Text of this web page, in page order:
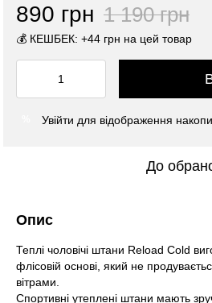
890 грн 1 190 грн
💰 КЕШБЕК: +44 грн на цей товар
Увійти для відображення
До
Опис
Теплі чоловічі штани Reload Cold
флісовій основі, який не
вітрами.
Спортивні утеплені штани мають